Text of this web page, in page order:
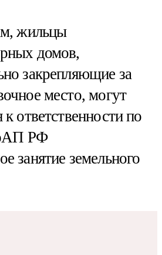
жильцы
домов,
закрепляющие за
место, могут
к ответственности по
РФ
занятие земельного